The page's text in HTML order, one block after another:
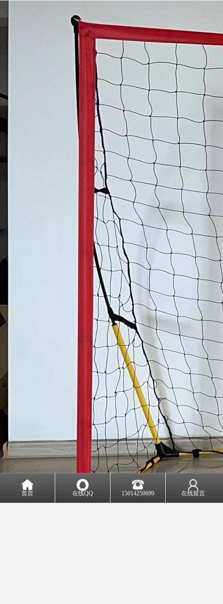
首页 在线QQ 15014250699 在线留言